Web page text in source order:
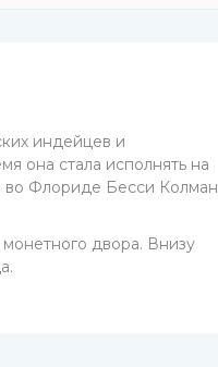
индейцев и
она стала исполнять на
во Флориде Бесси Колман
двора. Внизу